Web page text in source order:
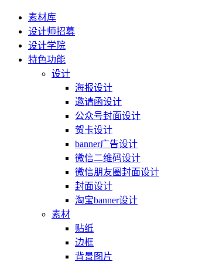
素材库
设计师招募
设计学院
特色功能
设计
海报设计
邀请函设计
公众号封面设计
贺卡设计
banner广告设计
微信二维码设计
微信朋友圈封面设计
封面设计
淘宝banner设计
素材
贴纸
边框
背景图片